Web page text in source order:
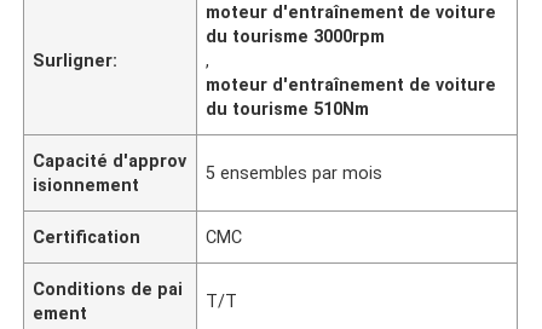
Surligner:
moteur d'entraînement de voiture
du tourisme 3000rpm
,
moteur d'entraînement de voiture
du tourisme 510Nm
Capacité d'approv
isionnement
5 ensembles par mois
Certification CMC
Conditions de pai
ement
T/T